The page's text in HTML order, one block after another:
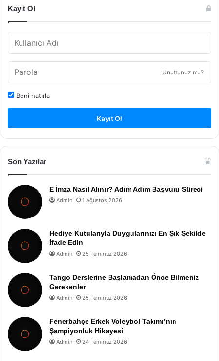
Kayıt Ol
Unuttunuz mu?
Beni hatırla
Kayıt Ol
Son Yazılar
E İmza Nasıl Alınır? Adım Adım Başvuru Süreci
Admin 1 Ağustos 2026
Hediye Kutularıyla Duygularınızı En Şık Şekilde
İfade Edin
Admin 25 Temmuz 2026
Tango Derslerine Başlamadan Önce Bilmeniz
Gerekenler
Admin 25 Temmuz 2026
Fenerbahçe Erkek Voleybol Takımı’nın
Şampiyonluk Hikayesi
Admin 24 Temmuz 2026